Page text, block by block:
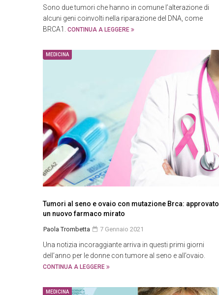
Sono due tumori che hanno in comune l’alterazione di
alcuni geni coinvolti nella riparazione del DNA, come
BRCA1. CONTINUA A LEGGERE
MEDICINA
Tumori al seno e ovaio con mutazione Brca: approvato
un nuovo farmaco mirato
Paola Trombetta 7 Gennaio 2021
Una notizia incoraggiante arriva in questi primi giorni
dell’anno per le donne con tumore al seno e all’ovaio.
CONTINUA A LEGGERE
MEDICINA